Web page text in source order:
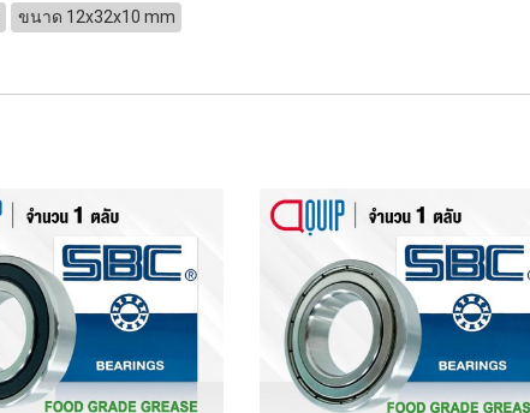
ขนาด 12x32x10 mm